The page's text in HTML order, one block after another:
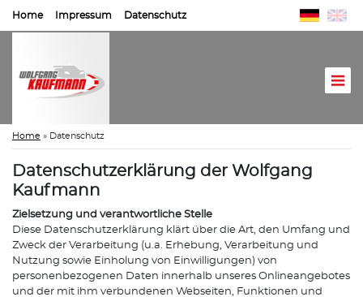
Home Impressum Datenschutz
Home » Datenschutz
Datenschutzerklärung der Wolfgang
Kaufmann
Zielsetzung und verantwortliche Stelle
Diese Datenschutzerklärung klärt über die Art, den Umfang und
Zweck der Verarbeitung (u.a. Erhebung, Verarbeitung und
Nutzung sowie Einholung von Einwilligungen) von
personenbezogenen Daten innerhalb unseres Onlineangebotes
und der mit ihm verbundenen Webseiten, Funktionen und